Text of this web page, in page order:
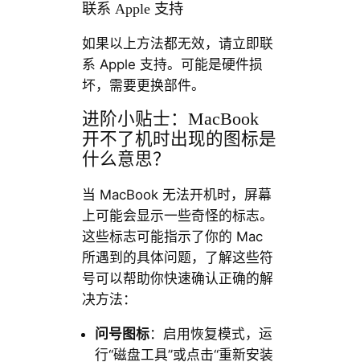
联系 Apple 支持
如果以上方法都无效，请立即联
系 Apple 支持。可能是硬件损
坏，需要更换部件。
进阶小贴士：MacBook
开不了机时出现的图标是
什么意思？
当 MacBook 无法开机时，屏幕
上可能会显示一些奇怪的标志。
这些标志可能指示了你的 Mac
所遇到的具体问题，了解这些符
号可以帮助你快速确认正确的解
决方法：
问号图标：启用恢复模式，运
行“磁盘工具”或点击“重新安装